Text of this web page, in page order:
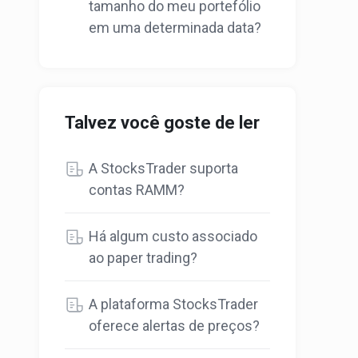
tamanho do meu portefólio
em uma determinada data?
Talvez você goste de ler
A StocksTrader suporta
contas RAMM?
Há algum custo associado
ao paper trading?
A plataforma StocksTrader
oferece alertas de preços?